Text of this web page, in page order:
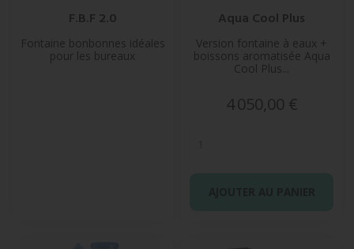
F.B.F 2.0
Fontaine bonbonnes idéales
pour les bureaux
Aqua Cool Plus
Version fontaine à eaux +
boissons aromatisée Aqua
Cool Plus...
Prix
4 050,00 €